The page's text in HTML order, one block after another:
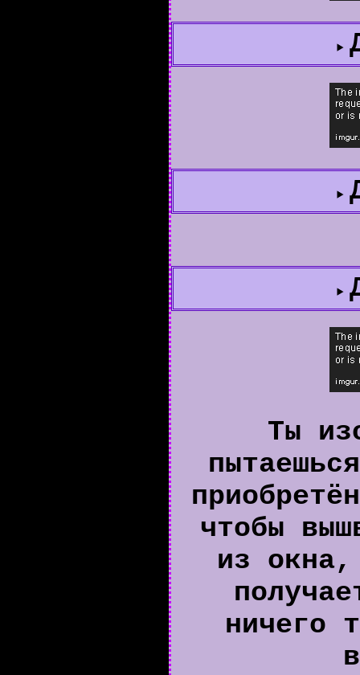
Ты
чтобы
из
ничего